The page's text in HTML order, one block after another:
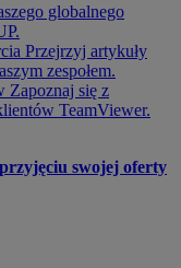
globalnego
Przejrzyj artykuły
zespołem.
Zapoznaj się z
TeamViewer.
swojej oferty